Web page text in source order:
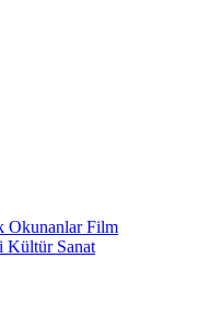
OkunanlarFilm
Kültür Sanat